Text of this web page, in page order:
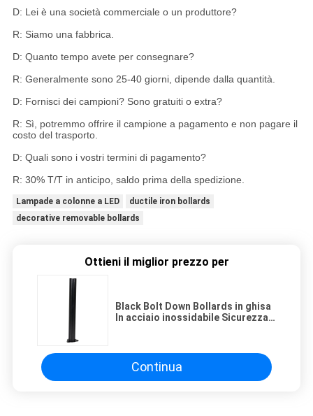
D: Lei è una società commerciale o un produttore?
R: Siamo una fabbrica.
D: Quanto tempo avete per consegnare?
R: Generalmente sono 25-40 giorni, dipende dalla quantità.
D: Fornisci dei campioni? Sono gratuiti o extra?
R: Sì, potremmo offrire il campione a pagamento e non pagare il
costo del trasporto.
D: Quali sono i vostri termini di pagamento?
R: 30% T/T in anticipo, saldo prima della spedizione.
Lampade a colonne a LED
ductile iron bollards
decorative removable bollards
Ottieni il miglior prezzo per
Black Bolt Down Bollards in ghisa
In acciaio inossidabile Sicurezza
Continua